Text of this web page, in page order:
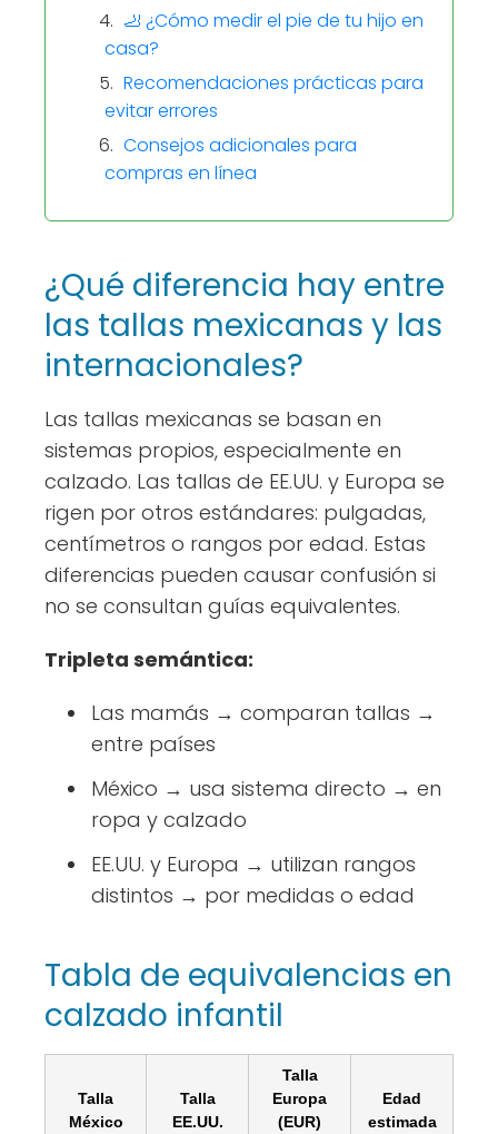
🦶 ¿Cómo medir el pie de tu hijo en
casa?
Recomendaciones prácticas para
evitar errores
Consejos adicionales para
compras en línea
¿Qué diferencia hay entre
las tallas mexicanas y las
internacionales?
Las tallas mexicanas se basan en
sistemas propios, especialmente en
calzado. Las tallas de EE.UU. y Europa se
rigen por otros estándares: pulgadas,
centímetros o rangos por edad. Estas
diferencias pueden causar confusión si
no se consultan guías equivalentes.
Tripleta semántica:
Las mamás → comparan tallas →
entre países
México → usa sistema directo → en
ropa y calzado
EE.UU. y Europa → utilizan rangos
distintos → por medidas o edad
Tabla de equivalencias en
calzado infantil
Talla
México
Talla
EE.UU.
Talla
Europa
(EUR)
Edad
estimada